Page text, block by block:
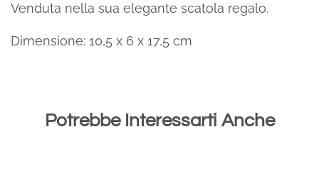
Venduta nella sua elegante scatola regalo.
Dimensione: 10,5 x 6 x 17,5 cm
Potrebbe Interessarti Anche